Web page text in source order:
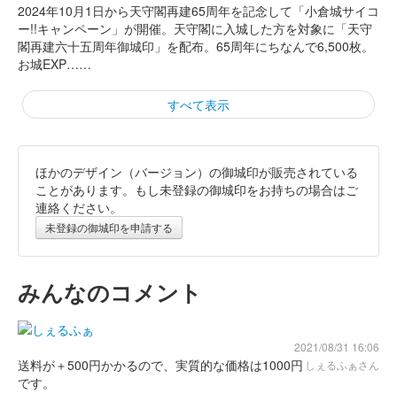
2024年10月1日から天守閣再建65周年を記念して「小倉城サイコ
ー!!キャンペーン」が開催。天守閣に入城した方を対象に「天守
閣再建六十五周年御城印」を配布。65周年にちなんで6,500枚。
お城EXP……
すべて表示
小倉城 御城印 加州清光版
配布終了
スターフライヤー×舞台『刀剣乱舞』デジタルスタンプラリーin
北九州の参加者で、小倉城天守閣（小倉城庭園）に入城するとも
らえる御城印。
小倉城 御城印
配布終了
ほかのデザイン（バージョン）の御城印が販売されている
ことがあります。もし未登録の御城印をお持ちの場合はご
連絡ください。
未登録の御城印を申請する
みんなのコメント
2021/08/31 16:06
しぇるふぁさん
送料が＋500円かかるので、実質的な価格は1000円
です。